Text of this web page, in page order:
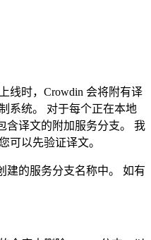
线时，Crowdin 会将附有译
系统。 对于每个正在本地
含译文的附加服务分支。 我
可以先验证译文。
建的服务分支名称中。 如有